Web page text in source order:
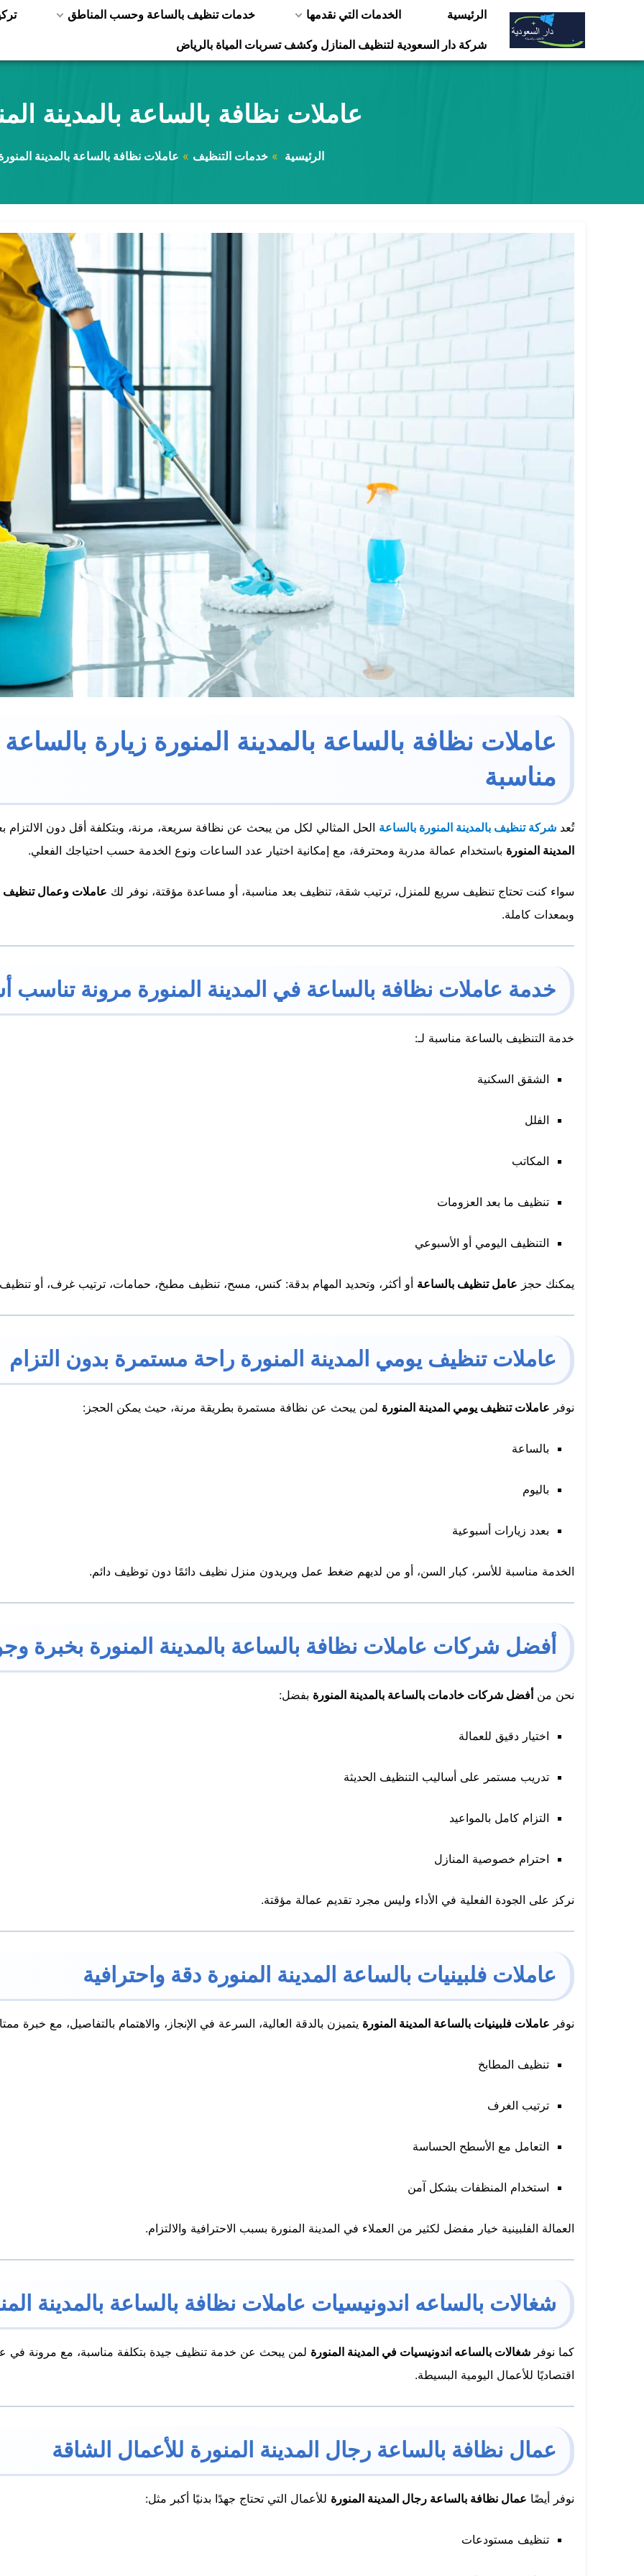
المحتوى
الرئيسية الخدمات التي نقدمها خدمات تنظيف بالساعة وحسب المناطق
شركة دار السعودية لتنظيف المنازل وكشف تسربات المياة بالرياض
عاملات نظافة بالساعة بالمدينة
الرئيسية خدمات التنظيف عاملات نظافة بالساعة بالمدينة
عاملات نظافة بالساعة بالمدينة المنورة زيارة
مناسبة
تُعد شركة تنظيف بالمدينة المنورة بالساعة الحل المثالي لكل من يبحث عن نظافة سريعة، مرنة، وبتكلفة أقل دون
المدينة المنورة باستخدام عمالة مدربة ومحترفة، مع إمكانية اختيار عدد الساعات ونوع الخدمة حسب احتياجك الفعلي.
سواء كنت تحتاج تنظيف سريع للمنزل، ترتيب شقة، تنظيف بعد مناسبة، أو مساعدة مؤقتة، نوفر لك عاملات وعمال تنظيف
وبمعدات كاملة.
خدمة عاملات نظافة بالساعة في المدينة المنورة مرونة تناسب
خدمة التنظيف بالساعة مناسبة لـ:
الشقق السكنية
الفلل
المكاتب
تنظيف ما بعد العزومات
التنظيف اليومي أو الأسبوعي
يمكنك حجز عامل تنظيف بالساعة أو أكثر، وتحديد المهام بدقة: كنس، مسح، تنظيف مطبخ، حمامات، ترتيب غرف، أو
عاملات تنظيف يومي المدينة المنورة راحة مستمرة بدون التزام
نوفر عاملات تنظيف يومي المدينة المنورة لمن يبحث عن نظافة مستمرة بطريقة مرنة، حيث يمكن الحجز:
بالساعة
باليوم
بعدد زيارات أسبوعية
الخدمة مناسبة للأسر، كبار السن، أو من لديهم ضغط عمل ويريدون منزل نظيف دائمًا دون توظيف دائم.
أفضل شركات عاملات نظافة بالساعة بالمدينة المنورة بخبرة
نحن من أفضل شركات خادمات بالساعة بالمدينة المنورة بفضل:
اختيار دقيق للعمالة
تدريب مستمر على أساليب التنظيف الحديثة
التزام كامل بالمواعيد
احترام خصوصية المنازل
نركز على الجودة الفعلية في الأداء وليس مجرد تقديم عمالة مؤقتة.
عاملات فلبينيات بالساعة المدينة المنورة دقة واحترافية
نوفر عاملات فلبينيات بالساعة المدينة المنورة يتميزن بالدقة العالية، السرعة في الإنجاز، والاهتمام بالتفاصيل، مع خبرة
تنظيف المطابخ
ترتيب الغرف
التعامل مع الأسطح الحساسة
استخدام المنظفات بشكل آمن
العمالة الفلبينية خيار مفضل لكثير من العملاء في المدينة المنورة بسبب الاحترافية والالتزام.
شغالات بالساعه اندونيسيات عاملات نظافة بالساعة بالمدينة
كما نوفر شغالات بالساعه اندونيسيات في المدينة المنورة لمن يبحث عن خدمة تنظيف جيدة بتكلفة مناسبة، مع مرونة في
اقتصاديًا للأعمال اليومية البسيطة.
عمال نظافة بالساعة رجال المدينة المنورة للأعمال الشاقة
نوفر أيضًا عمال نظافة بالساعة رجال المدينة المنورة للأعمال التي تحتاج جهدًا بدنيًا أكبر مثل:
تنظيف مستودعات